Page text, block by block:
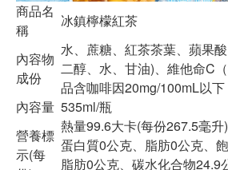
商品名
稱
冰鎮檸檬紅茶
內容物
成份
水、蔗糖、紅茶茶葉、蘋果
二醇、水、甘油)、維他命C
品含咖啡因20mg/100mL以下
內容量 535ml/瓶
營養標
示(每
熱量99.6大卡(每份267.5毫
蛋白質0公克、脂肪0公克、
脂肪0公克、碳水化合物24.9